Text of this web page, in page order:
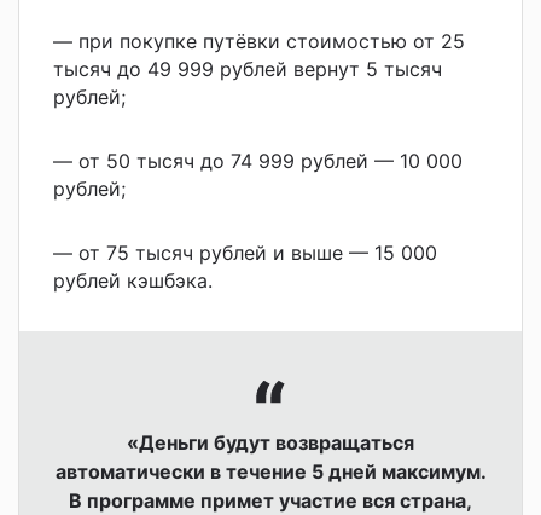
— при покупке путёвки стоимостью от 25
тысяч до 49 999 рублей вернут 5 тысяч
рублей;
— от 50 тысяч до 74 999 рублей — 10 000
рублей;
— от 75 тысяч рублей и выше — 15 000
рублей кэшбэка.
«Деньги будут возвращаться
автоматически в течение 5 дней максимум.
В программе примет участие вся страна,